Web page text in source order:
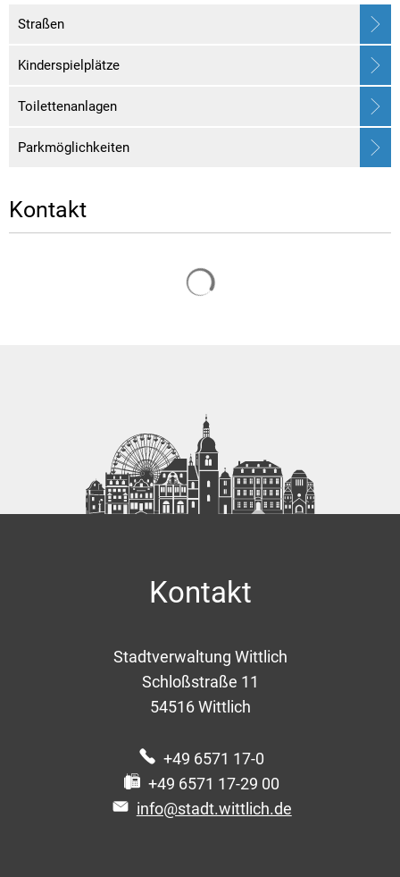
Straßen
Kinderspielplätze
Toilettenanlagen
Parkmöglichkeiten
Kontakt
Kontakt
Stadtverwaltung Wittlich
Schloßstraße 11
54516 Wittlich
+49 6571 17-0
+49 6571 17-29 00
info@stadt.wittlich.de